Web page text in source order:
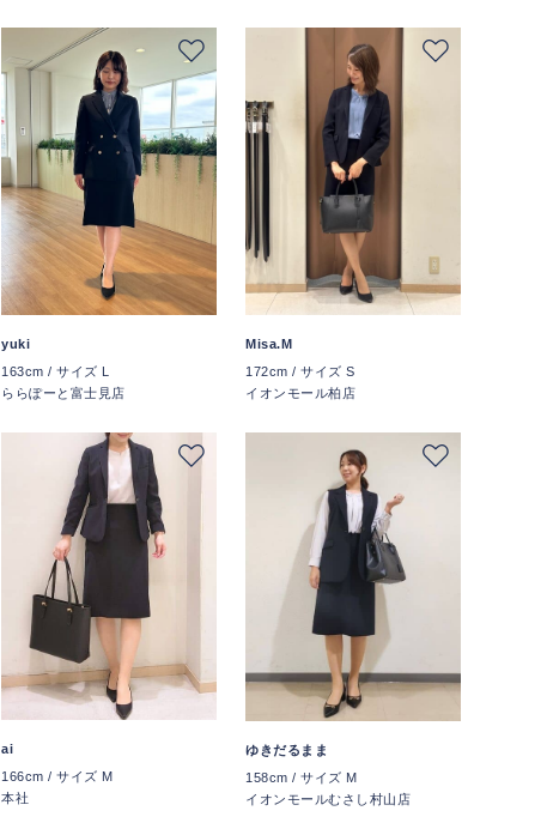
yuki
163cm / サイズ L
ららぽーと富士見店
Misa.M
172cm / サイズ S
イオンモール柏店
ai
166cm / サイズ M
本社
ゆきだるまま
158cm / サイズ M
イオンモールむさし村山店